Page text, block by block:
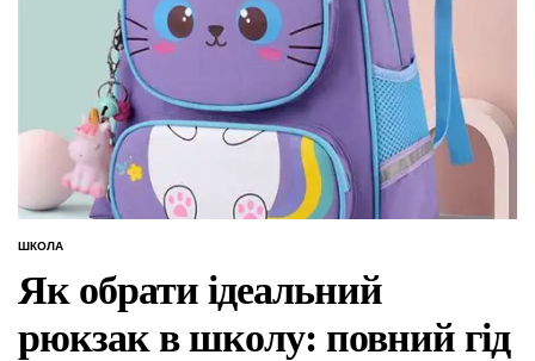
ОПУБЛІКУВАТИ
ШКОЛА
Як обрати ідеальний
рюкзак в школу: повний гід